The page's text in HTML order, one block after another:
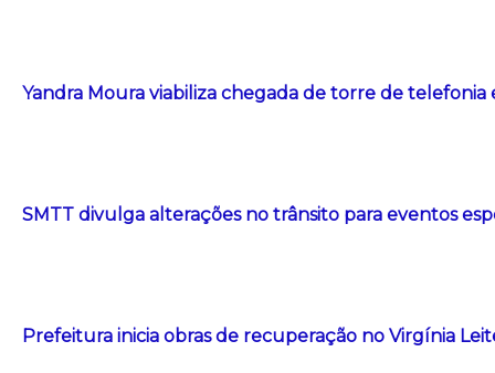
Yandra Moura viabiliza chegada de torre de telefonia
SMTT divulga alterações no trânsito para eventos
Prefeitura inicia obras de recuperação no Virgínia